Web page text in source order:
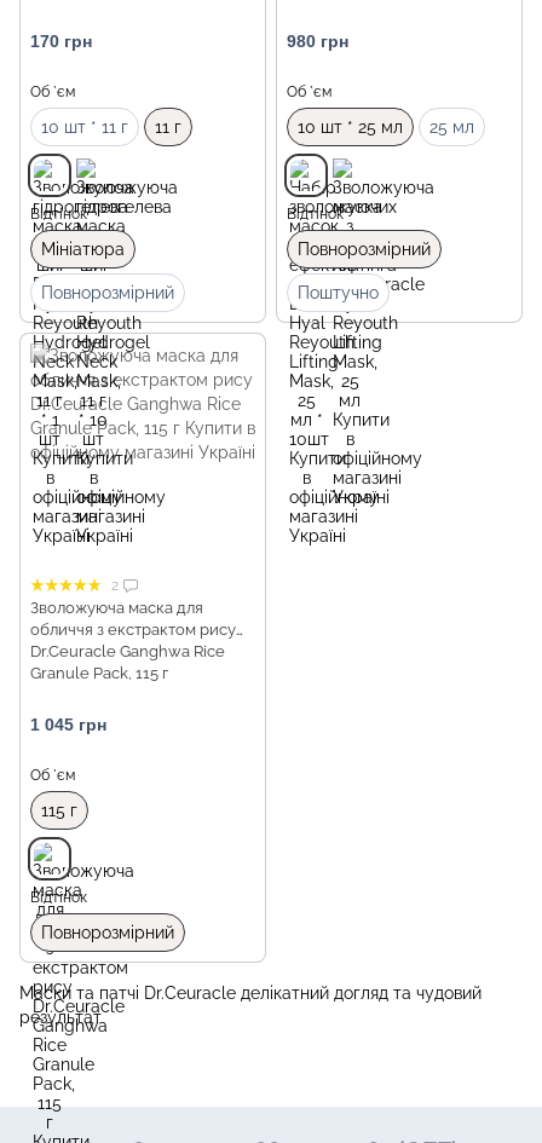
170 грн
Об `єм
10 шт * 11 г 11 г
Відтінок
Мініатюра
Повнорозмірний
980 грн
Об `єм
10 шт * 25 мл 25 мл
Відтінок
Повнорозмірний
Поштучно
2
Зволожуюча маска для
обличчя з екстрактом рису
Dr.Ceuracle Ganghwa Rice
Granule Pack, 115 г
1 045 грн
Об `єм
115 г
Відтінок
Повнорозмірний
Маски та патчі Dr.Ceuracle делікатний догляд та чудовий
результат